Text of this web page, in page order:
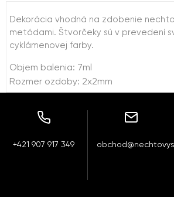
Dekorácia vhodná na zdobenie
metódami. Štvorčeky sú v prevedení
cyklámenovej farby.
Objem balenia: 7ml
Rozmer ozdoby: 2x2mm
+421 907 917 349